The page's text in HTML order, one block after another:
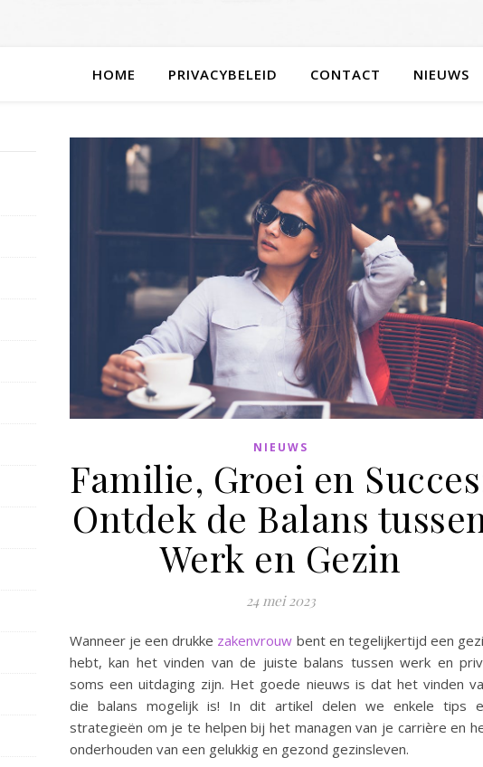
HOME PRIVACYBELEID CONTACT NIEUWS
NIEUWS
Familie, Groei en
Ontdek de Balans
Werk en Gezin
24 mei 2023
Wanneer je een drukke zakenvrouw bent en tegelijkertijd een
hebt, kan het vinden van de juiste balans tussen werk en
soms een uitdaging zijn. Het goede nieuws is dat het vinden
die balans mogelijk is! In dit artikel delen we enkele tips
strategieën om je te helpen bij het managen van je carrière en
onderhouden van een gelukkig en gezond gezinsleven.